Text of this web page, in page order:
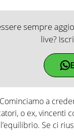
sempre
live?
a
o ex, vincenti
Se ci